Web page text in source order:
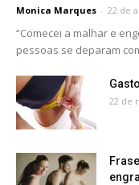
Monica Marques - 22 de
“Comecei a malhar e
pessoas se deparam
22 de